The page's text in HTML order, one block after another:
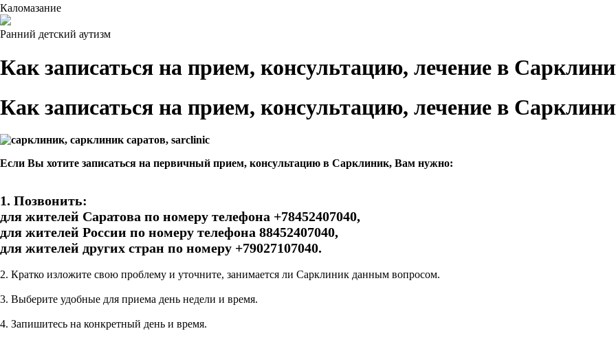
Каломазание
Ранний детский аутизм
Как записаться на прием, консультацию, лечение в
Как записаться на прием, консультацию, лечение в
Если Вы хотите записаться на первичный прием, консультацию в Сарклиник, Вам нужно:
1. Позвонить:
для жителей Саратова по номеру телефона +78452407040,
для жителей России по номеру телефона 88452407040,
для жителей других стран по номеру +79027107040.
2. Кратко изложите свою проблему и уточните, занимается ли Сарклиник данным вопросом.
3. Выберите удобные для приема день недели и время.
4. Запишитесь на конкретный день и время.